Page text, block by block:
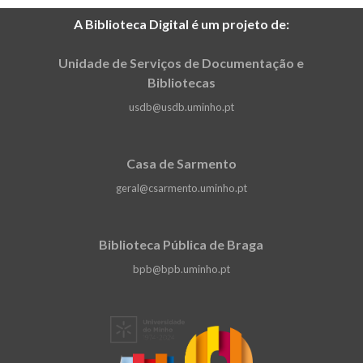
A Biblioteca Digital é um projeto de:
Unidade de Serviços de Documentação e
Bibliotecas
usdb@usdb.uminho.pt
Casa de Sarmento
geral@csarmento.uminho.pt
Biblioteca Pública de Braga
bpb@bpb.uminho.pt